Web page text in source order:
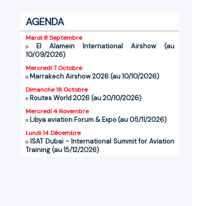
AGENDA
Mardi 8 Septembre
El Alamein International Airshow (au
10/09/2026)
Mercredi 7 Octobre
Marrakech Airshow 2026 (au 10/10/2026)
Dimanche 18 Octobre
Routes World 2026 (au 20/10/2026)
Mercredi 4 Novembre
Libya aviation Forum & Expo (au 05/11/2026)
Lundi 14 Décembre
ISAT Dubai - International Summit for Aviation
Training (au 15/12/2026)